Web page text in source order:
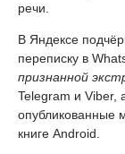
речи.
В Яндексе
переписку в
признанной
Telegram и Viber,
опубликованные
книге Android.